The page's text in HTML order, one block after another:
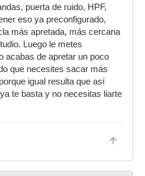
puerta de ruido, HPF,
eso ya preconfigurado,
más apretada, más cercana
Luego le metes
acabas de apretar un poco
que necesites sacar más
igual resulta que así
te basta y no necesitas liarte